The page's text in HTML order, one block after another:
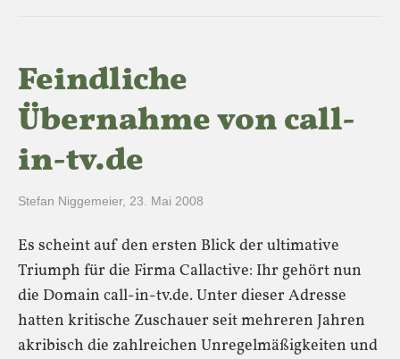
Feindliche
Übernahme von call-
in-tv.de
Stefan Niggemeier, 23. Mai 2008
Es scheint auf den ersten Blick der ultimative
Triumph für die Firma Callactive: Ihr gehört nun
die Domain call-in-tv.de. Unter dieser Adresse
hatten kritische Zuschauer seit mehreren Jahren
akribisch die zahlreichen Unregelmäßigkeiten und